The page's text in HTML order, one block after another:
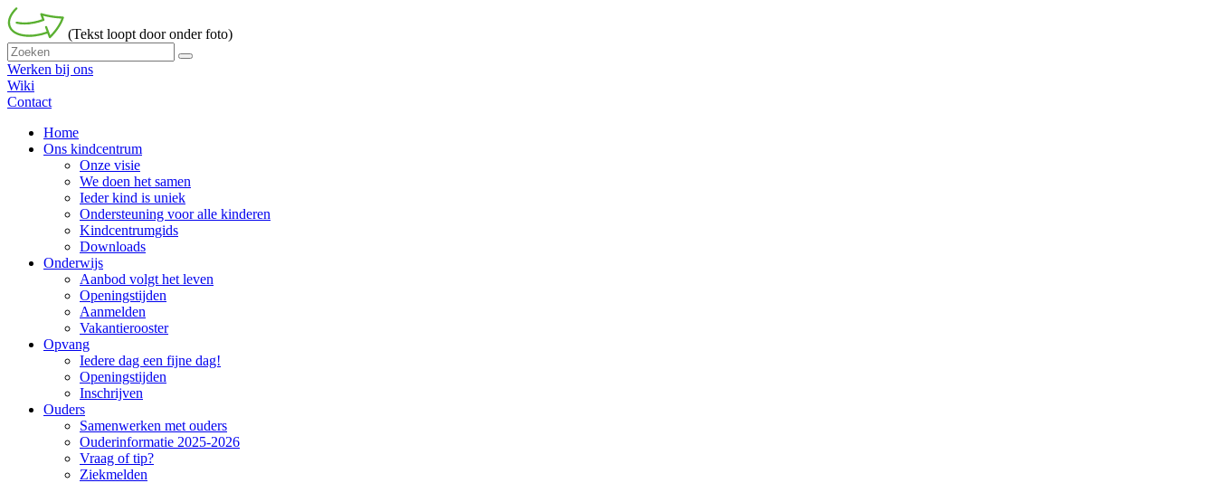
(Tekst loopt door onder foto)
Werken bij ons
Wiki
Contact
Home
Ons kindcentrum
Onze visie
We doen het samen
Ieder kind is uniek
Ondersteuning voor alle kinderen
Kindcentrumgids
Downloads
Onderwijs
Aanbod volgt het leven
Openingstijden
Aanmelden
Vakantierooster
Opvang
Iedere dag een fijne dag!
Openingstijden
Inschrijven
Ouders
Samenwerken met ouders
Ouderinformatie 2025-2026
Vraag of tip?
Ziekmelden